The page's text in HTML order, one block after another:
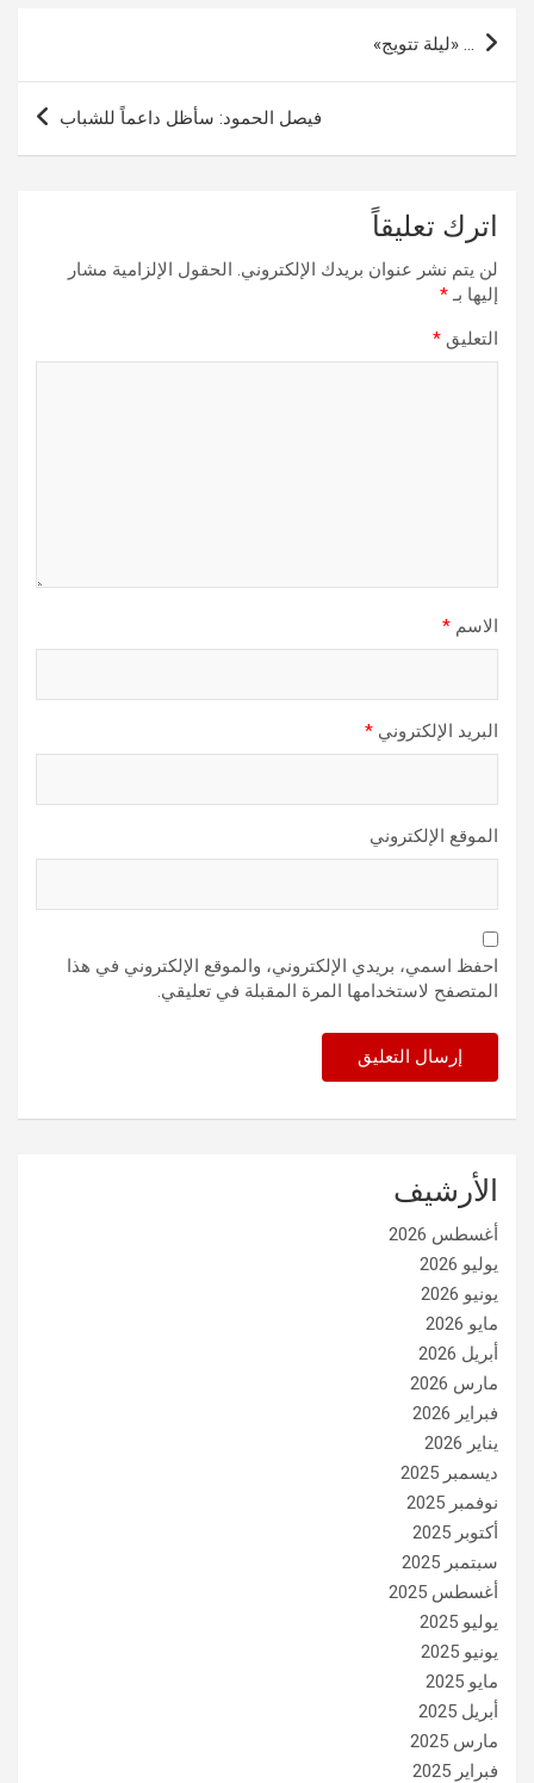
تصفّح
المقالات
… «ليلة تتويج»
فيصل الحمود: سأظل داعماً للشباب
اترك تعليقاً
لن يتم نشر عنوان بريدك الإلكتروني. الحقول الإلزامية مشار
إليها بـ*
التعليق *
الاسم *
البريد الإلكتروني *
الموقع الإلكتروني
احفظ اسمي، بريدي الإلكتروني، والموقع الإلكتروني في هذا
المتصفح لاستخدامها المرة المقبلة في تعليقي.
الأرشيف
أغسطس 2026
يوليو 2026
يونيو 2026
مايو 2026
أبريل 2026
مارس 2026
فبراير 2026
يناير 2026
ديسمبر 2025
نوفمبر 2025
أكتوبر 2025
سبتمبر 2025
أغسطس 2025
يوليو 2025
يونيو 2025
مايو 2025
أبريل 2025
مارس 2025
فبراير 2025